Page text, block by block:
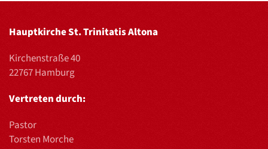
Hauptkirche St. Trinitatis Altona
Kirchenstraße 40
22767 Hamburg
Vertreten durch:
Pastor
Torsten Morche